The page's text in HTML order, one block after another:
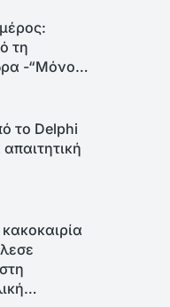
τη
-“Μόνο…
το Delphi